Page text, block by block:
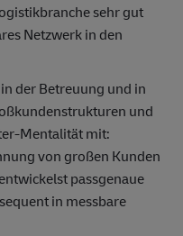
sehr gut
Netzwerk in den
der Betreuung und in
und
Mentalität mit:
von großen Kunden
passgenaue
in messbare